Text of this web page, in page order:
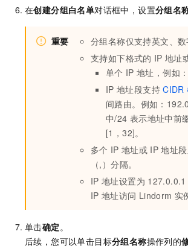
在创建分组白名单对话框中，设置分组名
重要
分组名称仅支持英文、数
支持如下格式的 IP 地址
单个 IP 地址，例如
IP 地址段支持 CIDR
间路由。例如：
中/24 表示地址中前
[1，32]。
多个 IP 地址或 IP 地址
（,）分隔。
IP 地址设置为 127.0.0.1
IP 地址访问 Lindorm 实
单击确定。
后续，您可以单击目标分组名称操作列的